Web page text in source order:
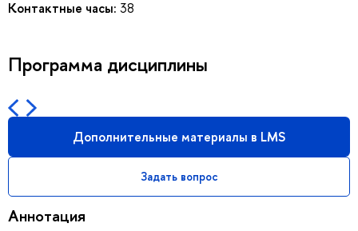
Контактные часы: 38
Программа дисциплины
Дополнительные материалы в LMS
Задать вопрос
Аннотация